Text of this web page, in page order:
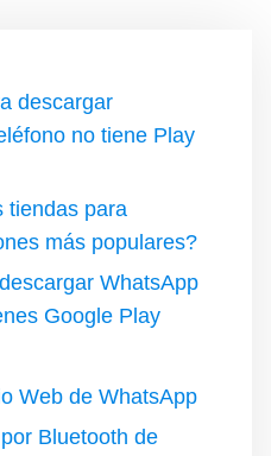
descargar
no tiene Play
tiendas para
más populares?
WhatsApp
Google Play
Web de WhatsApp
Bluetooth de